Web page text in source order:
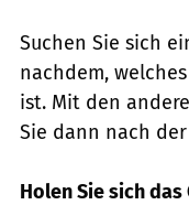
Suchen Sie sich
nachdem,
ist. Mit den
Sie dann nach
Holen Sie sich